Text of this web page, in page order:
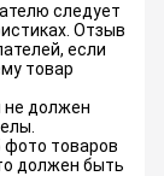
следует
Отзыв
если
товар
не должен
фото товаров
должен быть